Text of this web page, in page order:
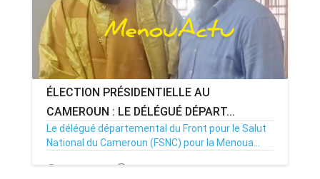
ÉLECTION PRÉSIDENTIELLE AU
CAMEROUN : LE DÉLÉGUÉ DÉPART...
Le délégué départemental du Front pour le Salut
National du Cameroun (FSNC) pour la Menoua...
15/10/25 Par ABDOULHAKIM 0